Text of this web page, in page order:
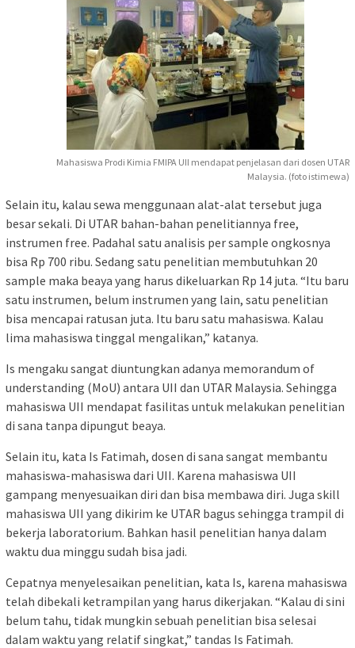
Mahasiswa Prodi Kimia FMIPA UII mendapat penjelasan dari dosen UTAR
Malaysia. (foto istimewa)
Selain itu, kalau sewa menggunaan alat-alat tersebut juga
besar sekali. Di UTAR bahan-bahan penelitiannya free,
instrumen free. Padahal satu analisis per sample ongkosnya
bisa Rp 700 ribu. Sedang satu penelitian membutuhkan 20
sample maka beaya yang harus dikeluarkan Rp 14 juta. “Itu baru
satu instrumen, belum instrumen yang lain, satu penelitian
bisa mencapai ratusan juta. Itu baru satu mahasiswa. Kalau
lima mahasiswa tinggal mengalikan,” katanya.
Is mengaku sangat diuntungkan adanya memorandum of
understanding (MoU) antara UII dan UTAR Malaysia. Sehingga
mahasiswa UII mendapat fasilitas untuk melakukan penelitian
di sana tanpa dipungut beaya.
Selain itu, kata Is Fatimah, dosen di sana sangat membantu
mahasiswa-mahasiswa dari UII. Karena mahasiswa UII
gampang menyesuaikan diri dan bisa membawa diri. Juga skill
mahasiswa UII yang dikirim ke UTAR bagus sehingga trampil di
bekerja laboratorium. Bahkan hasil penelitian hanya dalam
waktu dua minggu sudah bisa jadi.
Cepatnya menyelesaikan penelitian, kata Is, karena mahasiswa
telah dibekali ketrampilan yang harus dikerjakan. “Kalau di sini
belum tahu, tidak mungkin sebuah penelitian bisa selesai
dalam waktu yang relatif singkat,” tandas Is Fatimah.